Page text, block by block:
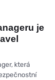
je
která